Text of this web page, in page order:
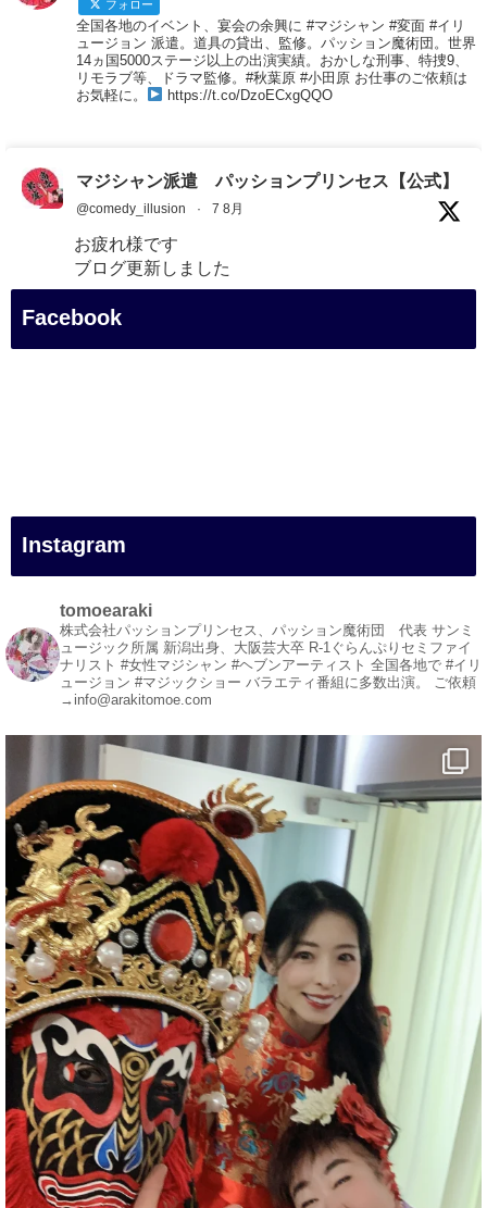
フォロー
全国各地のイベント、宴会の余興に #マジシャン #変面 #イリ
ュージョン 派遣。道具の貸出、監修。パッション魔術団。世界
14ヵ国5000ステージ以上の出演実績。おかしな刑事、特捜9、
リモラブ等、ドラマ監修。#秋葉原 #小田原 お仕事のご依頼は
お気軽に。
https://t.co/DzoECxgQQO
マジシャン派遣 パッションプリンセス【公式】
@comedy_illusion · 7 8月
お疲れ様です
ブログ更新しました
「マジシャン和歌山旅 白浜町・円月島」
#白浜町
#変面ショー
#イベント
#宴会
#余興
1 5 X
マジシャン派遣 パッションプリンセス【公式】
@comedy_illusion · 7 8月
お疲れ様です
YouTubeを更新しました
https://youtu.be/9sHKhUQBmUE @YouTube
#企業公式がお疲れ様を言い合う
#チャンネル登録おねがいします
#愛媛県
#新居浜市
#マイントピア別子
#泉寿亭
#有形文化財
#四国
#愛媛観光
#旅行
#旅行動画
#一人旅
Facebook
Instagram
tomoearaki
株式会社パッションプリンセス、パッション魔術団 代表 サンミ
ュージック所属 新潟出身、大阪芸大卒 R-1ぐらんぷりセミファイ
ナリスト #女性マジシャン #ヘブンアーティスト 全国各地で #イリ
ュージョン #マジックショー バラエティ番組に多数出演。 ご依頼
→info@arakitomoe.com